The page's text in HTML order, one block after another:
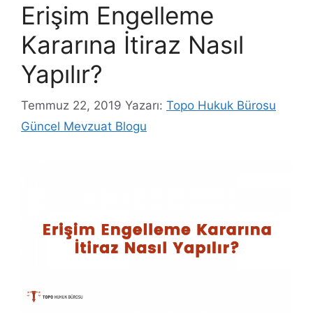
Erişim Engelleme
Kararına İtiraz Nasıl
Yapılır?
Temmuz 22, 2019 Yazarı: Topo Hukuk Bürosu
Güncel Mevzuat Blogu